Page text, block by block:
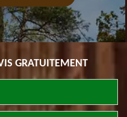
GRATUITEMENT